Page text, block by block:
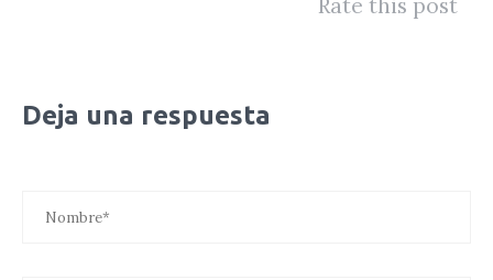
Rate this post
Deja una respuesta